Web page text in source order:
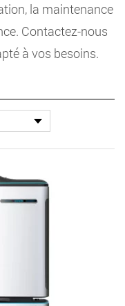
la maintenance
Contactez-nous
à vos besoins.